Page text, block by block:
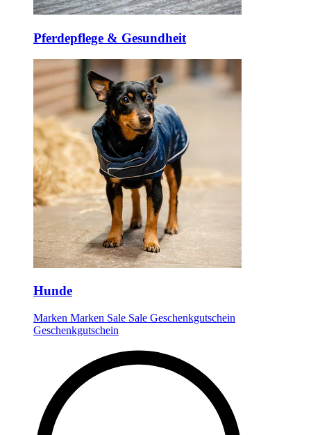
Pferdepflege & Gesundheit
Hunde
Marken Marken Sale Sale Geschenkgutschein
Geschenkgutschein